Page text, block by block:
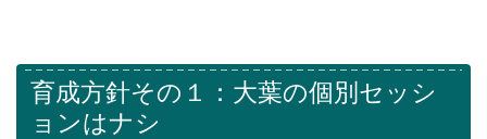
育成方針その１：大葉の個別セッシ
ョンはナシ